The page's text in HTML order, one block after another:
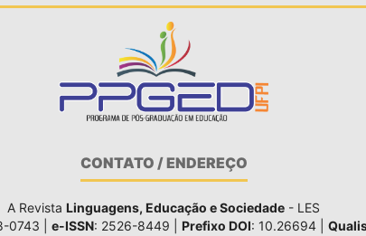
CONTATO / ENDEREÇO
A Revista Linguagens, Educação e Sociedade - LES
0743 | e-ISSN: 2526-8449 | Prefixo DOI: 10.26694 |